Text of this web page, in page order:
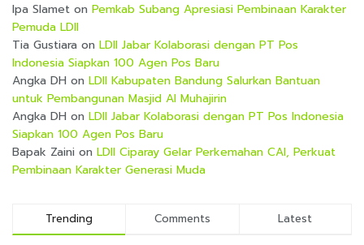
Ipa Slamet on Pemkab Subang Apresiasi Pembinaan Karakter
Pemuda LDII
Tia Gustiara on LDII Jabar Kolaborasi dengan PT Pos
Indonesia Siapkan 100 Agen Pos Baru
Angka DH on LDII Kabupaten Bandung Salurkan Bantuan
untuk Pembangunan Masjid Al Muhajirin
Angka DH on LDII Jabar Kolaborasi dengan PT Pos Indonesia
Siapkan 100 Agen Pos Baru
Bapak Zaini on LDII Ciparay Gelar Perkemahan CAI, Perkuat
Pembinaan Karakter Generasi Muda
Trending Comments Latest